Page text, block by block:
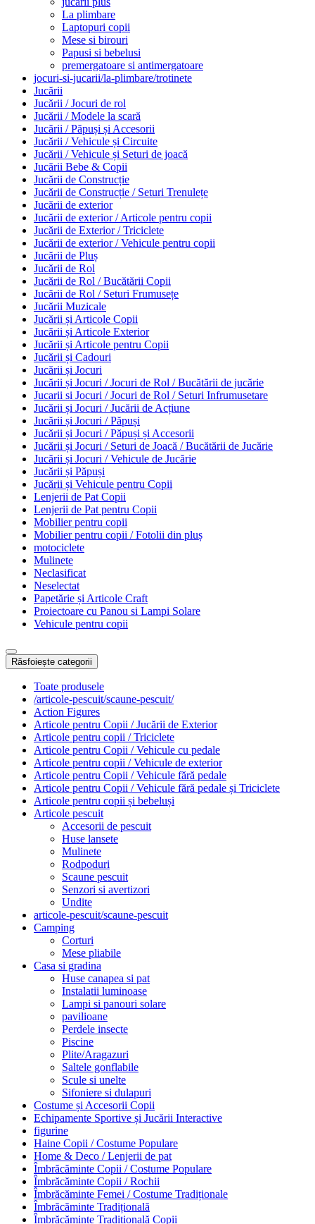
La plimbare
Laptopuri copii
Mese si birouri
Papusi si bebelusi
premergatoare si antimergatoare
jocuri-si-jucarii/la-plimbare/trotinete
Jucării
Jucării / Jocuri de rol
Jucării / Modele la scară
Jucării / Păpuși și Accesorii
Jucării / Vehicule și Circuite
Jucării / Vehicule și Seturi de joacă
Jucării Bebe & Copii
Jucării de Construcție
Jucării de Construcție / Seturi Trenulețe
Jucării de exterior
Jucării de exterior / Articole pentru copii
Jucării de Exterior / Triciclete
Jucării de exterior / Vehicule pentru copii
Jucării de Pluș
Jucării de Rol
Jucării de Rol / Bucătării Copii
Jucării de Rol / Seturi Frumusețe
Jucării Muzicale
Jucării și Articole Copii
Jucării și Articole Exterior
Jucării și Articole pentru Copii
Jucării și Cadouri
Jucării și Jocuri
Jucării și Jocuri / Jocuri de Rol / Bucătării de jucărie
Jucarii si Jocuri / Jocuri de Rol / Seturi Infrumusetare
Jucării și Jocuri / Jucării de Acțiune
Jucării și Jocuri / Păpuși
Jucării și Jocuri / Păpuși și Accesorii
Jucării și Jocuri / Seturi de Joacă / Bucătării de Jucărie
Jucării și Jocuri / Vehicule de Jucărie
Jucării și Păpuși
Jucării și Vehicule pentru Copii
Lenjerii de Pat Copii
Lenjerii de Pat pentru Copii
Mobilier pentru copii
Mobilier pentru copii / Fotolii din pluș
motociclete
Mulinete
Neclasificat
Neselectat
Papetărie și Articole Craft
Proiectoare cu Panou si Lampi Solare
Vehicule pentru copii
Răsfoiește categorii
Toate produsele
/articole-pescuit/scaune-pescuit/
Action Figures
Articole pentru Copii / Jucării de Exterior
Articole pentru copii / Triciclete
Articole pentru Copii / Vehicule cu pedale
Articole pentru copii / Vehicule de exterior
Articole pentru Copii / Vehicule fără pedale
Articole pentru Copii / Vehicule fără pedale și Triciclete
Articole pentru copii și bebeluși
Articole pescuit
Accesorii de pescuit
Huse lansete
Mulinete
Rodpoduri
Scaune pescuit
Senzori si avertizori
Undite
articole-pescuit/scaune-pescuit
Camping
Corturi
Mese pliabile
Casa si gradina
Huse canapea si pat
Instalatii luminoase
Lampi si panouri solare
pavilioane
Perdele insecte
Piscine
Plite/Aragazuri
Saltele gonflabile
Scule si unelte
Sifoniere si dulapuri
Costume și Accesorii Copii
Echipamente Sportive și Jucării Interactive
figurine
Haine Copii / Costume Populare
Home & Deco / Lenjerii de pat
Îmbrăcăminte Copii / Costume Populare
Îmbrăcăminte Copii / Rochii
Îmbrăcăminte Femei / Costume Tradiționale
Îmbrăcăminte Tradițională
Îmbrăcăminte Tradițională Copii